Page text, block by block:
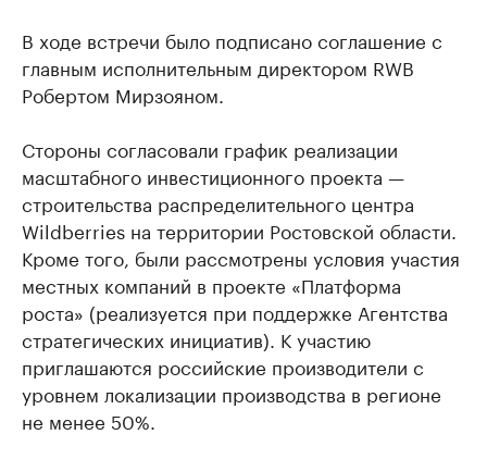
В ходе встречи было подписано соглашение с
главным исполнительным директором RWB
Робертом Мирзояном.
Стороны согласовали график реализации
масштабного инвестиционного проекта —
строительства распределительного центра
Wildberries на территории Ростовской области.
Кроме того, были рассмотрены условия участия
местных компаний в проекте «Платформа
роста» (реализуется при поддержке Агентства
стратегических инициатив). К участию
приглашаются российские производители с
уровнем локализации производства в регионе
не менее 50%.